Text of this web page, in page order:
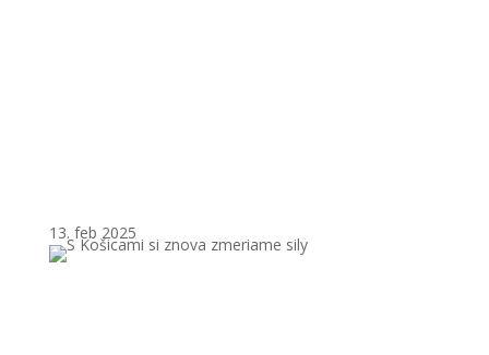
13. feb 2025